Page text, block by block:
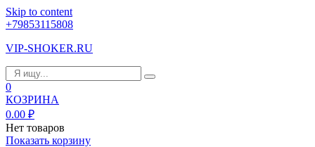
Skip to content
+79853115808
VIP-SHOKER.RU
0
КОЗРИНА
0.00 ₽
Нет товаров
Показать корзину